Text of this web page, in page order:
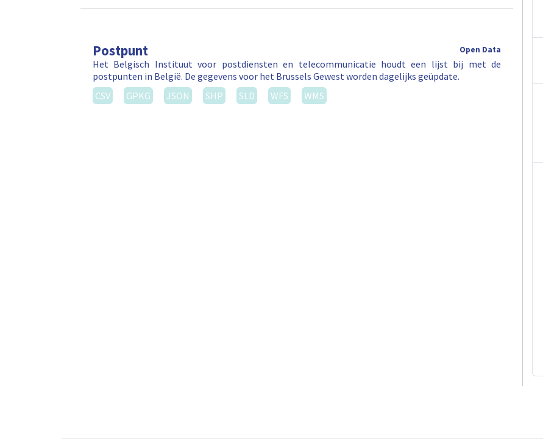
Postpunt Open Data
Het Belgisch Instituut voor postdiensten en telecommunicatie houdt een lijst bij met de
postpunten in België. De gegevens voor het Brussels Gewest worden dagelijks geüpdate.
CSV
GPKG JSON SHP SLD WFS WMS